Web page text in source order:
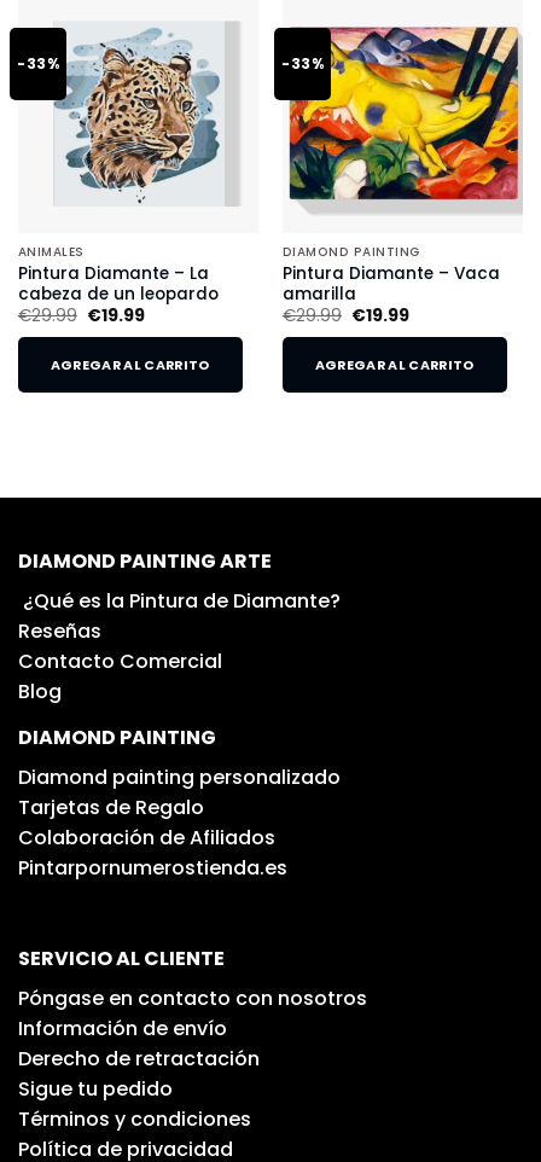
-33%
ANIMALES
Pintura Diamante – La
cabeza de un leopardo
€29.99 €19.99
AGREGAR AL CARRITO
-33%
DIAMOND PAINTING
Pintura Diamante – Vaca
amarilla
€29.99 €19.99
AGREGAR AL CARRITO
DIAMOND PAINTING ARTE
¿Qué es la Pintura de Diamante?
Reseñas
Contacto Comercial
Blog
DIAMOND PAINTING
Diamond painting personalizado
Tarjetas de Regalo
Colaboración de Afiliados
Pintarpornumerostienda.es
SERVICIO AL CLIENTE
Póngase en contacto con nosotros
Información de envío
Derecho de retractación
Sigue tu pedido
Términos y condiciones
Política de privacidad